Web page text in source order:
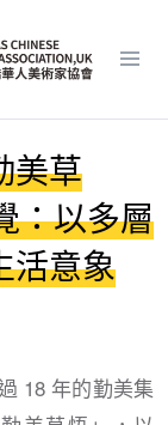
美草
：以多層
活意象
18 年的勤美集